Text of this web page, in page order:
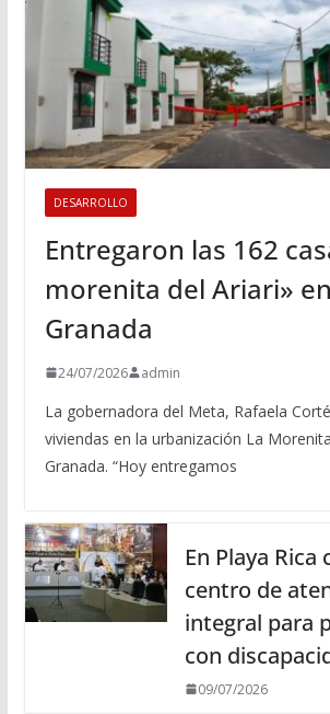
DESARROLLO
Entregaron las 162
morenita del Ariari» en
Granada
24/07/2026 admin
La gobernadora del Meta, Rafaela
viviendas en la urbanización La
Granada. “Hoy entregamos
En Playa
centro de
integral para
con
09/07/2026